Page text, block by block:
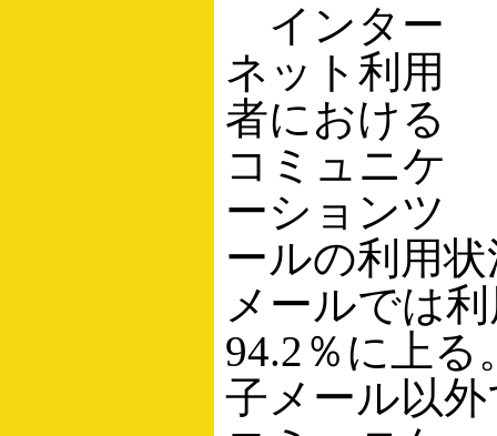
インター
ネット利用
者における
コミュニケ
ーションツ
ールの利用
メールでは
94.2％に上る
子メール以